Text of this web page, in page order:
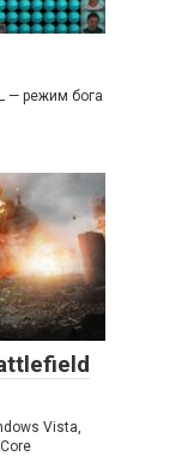
— режим бога
Vista,